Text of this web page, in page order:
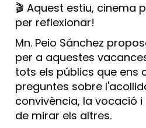
🎬 Aquest estiu, cinema
per reflexionar!
Mn. Peio Sánchez
per a aquestes
tots els públics que ens
preguntes sobre
convivència, la vocació
de mirar els altres.